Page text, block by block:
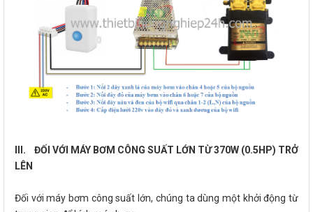
III. ĐỐI VỚI MÁY BƠM CÔNG SUẤT LỚN TỪ 370W (0.5HP) TRỞ
LÊN
Đối với máy bơm công suất lớn, chúng ta dùng một khởi động từ